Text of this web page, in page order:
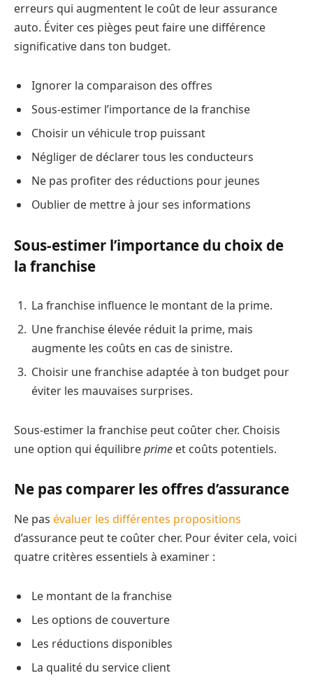
erreurs qui augmentent le coût de leur assurance
auto. Éviter ces pièges peut faire une différence
significative dans ton budget.
Ignorer la comparaison des offres
Sous-estimer l’importance de la franchise
Choisir un véhicule trop puissant
Négliger de déclarer tous les conducteurs
Ne pas profiter des réductions pour jeunes
Oublier de mettre à jour ses informations
Sous-estimer l’importance du choix de
la franchise
La franchise influence le montant de la prime.
Une franchise élevée réduit la prime, mais
augmente les coûts en cas de sinistre.
Choisir une franchise adaptée à ton budget pour
éviter les mauvaises surprises.
Sous-estimer la franchise peut coûter cher. Choisis
une option qui équilibreprime et coûts potentiels.
Ne pas comparer les offres d’assurance
Ne pas évaluer les différentes propositions
d’assurance peut te coûter cher. Pour éviter cela, voici
quatre critères essentiels à examiner :
Le montant de la franchise
Les options de couverture
Les réductions disponibles
La qualité du service client